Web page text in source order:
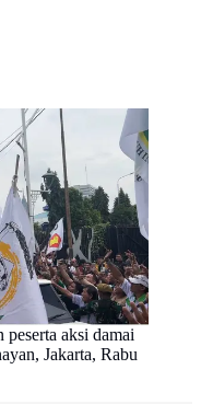
peserta aksi damai
Jakarta, Rabu